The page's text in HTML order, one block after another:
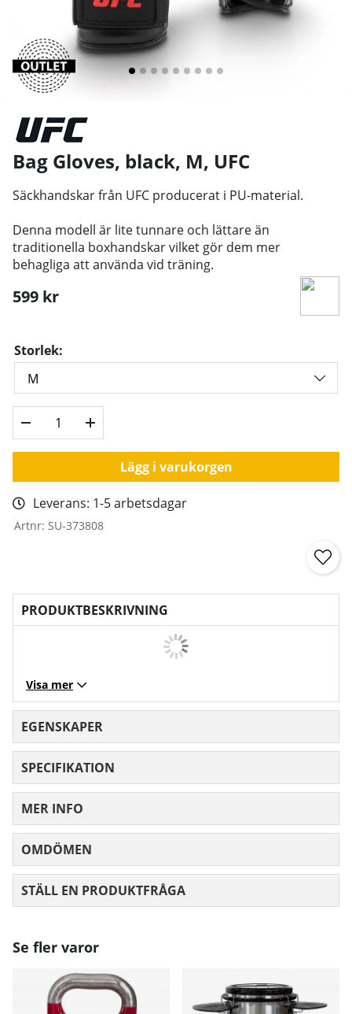
Bag Gloves, black, M, UFC
Säckhandskar från UFC producerat i PU-material.
Denna modell är lite tunnare och lättare än
traditionella boxhandskar vilket gör dem mer
behagliga att använda vid träning.
599 kr
Storlek:
Lägg i varukorgen
Leverans: 1-5 arbetsdagar
Artnr: SU-373808
PRODUKTBESKRIVNING
Visa mer
EGENSKAPER
SPECIFIKATION
MER INFO
OMDÖMEN
STÄLL EN PRODUKTFRÅGA
Se fler varor